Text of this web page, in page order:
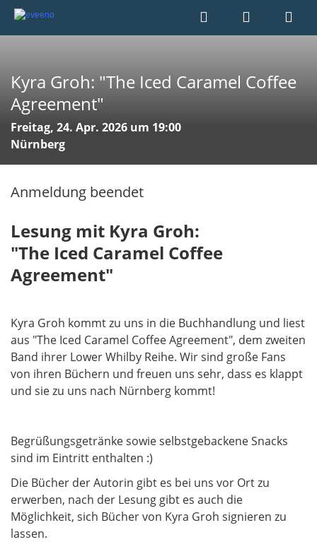
Kyra Groh: "The Iced Caramel Coffee
Agreement"
Freitag, 24. Apr. 2026 um 19:00
Nürnberg
Anmeldung beendet
Lesung mit Kyra Groh:
"The Iced Caramel Coffee
Agreement"
Kyra Groh kommt zu uns in die Buchhandlung und liest
aus "The Iced Caramel Coffee Agreement", dem zweiten
Band ihrer Lower Whilby Reihe. Wir sind große Fans
von ihren Büchern und freuen uns sehr, dass es klappt
und sie zu uns nach Nürnberg kommt!
Begrüßungsgetränke sowie selbstgebackene Snacks
sind im Eintritt enthalten :)
Die Bücher der Autorin gibt es bei uns vor Ort zu
erwerben, nach der Lesung gibt es auch die
Möglichkeit, sich Bücher von Kyra Groh signieren zu
lassen.